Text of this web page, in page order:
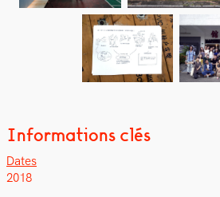
Informations clés
Dates
2018